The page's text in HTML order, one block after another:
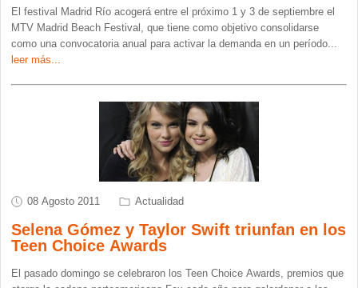
El festival Madrid Río acogerá entre el próximo 1 y 3 de septiembre el
MTV Madrid Beach Festival, que tiene como objetivo consolidarse
como una convocatoria anual para activar la demanda en un período
leer más...
08 Agosto 2011 Actualidad
Selena Gómez y Taylor Swift triunfan en los
Teen Choice Awards
El pasado domingo se celebraron los Teen Choice Awards, premios que